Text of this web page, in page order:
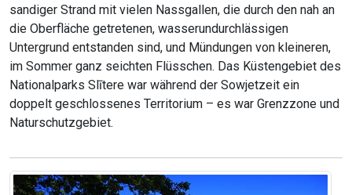
sandiger Strand mit vielen Nassgallen, die durch den nah an
die Oberfläche getretenen, wasserundurchlässigen
Untergrund entstanden sind, und Mündungen von kleineren,
im Sommer ganz seichten Flüsschen. Das Küstengebiet des
Nationalparks Slītere war während der Sowjetzeit ein
doppelt geschlossenes Territorium – es war Grenzzone und
Naturschutzgebiet.